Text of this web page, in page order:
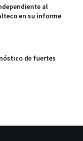
al
en su informe
de fuertes